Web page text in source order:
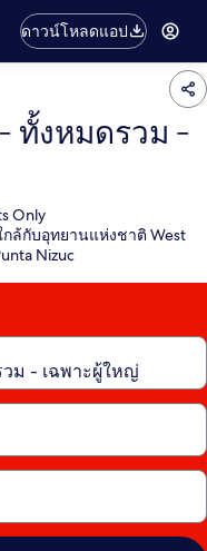
ดาวน์โหลดแอป
ทั้งหมดรวม -
Only
ล้กับอุทยานแห่งชาติ West
Nizuc